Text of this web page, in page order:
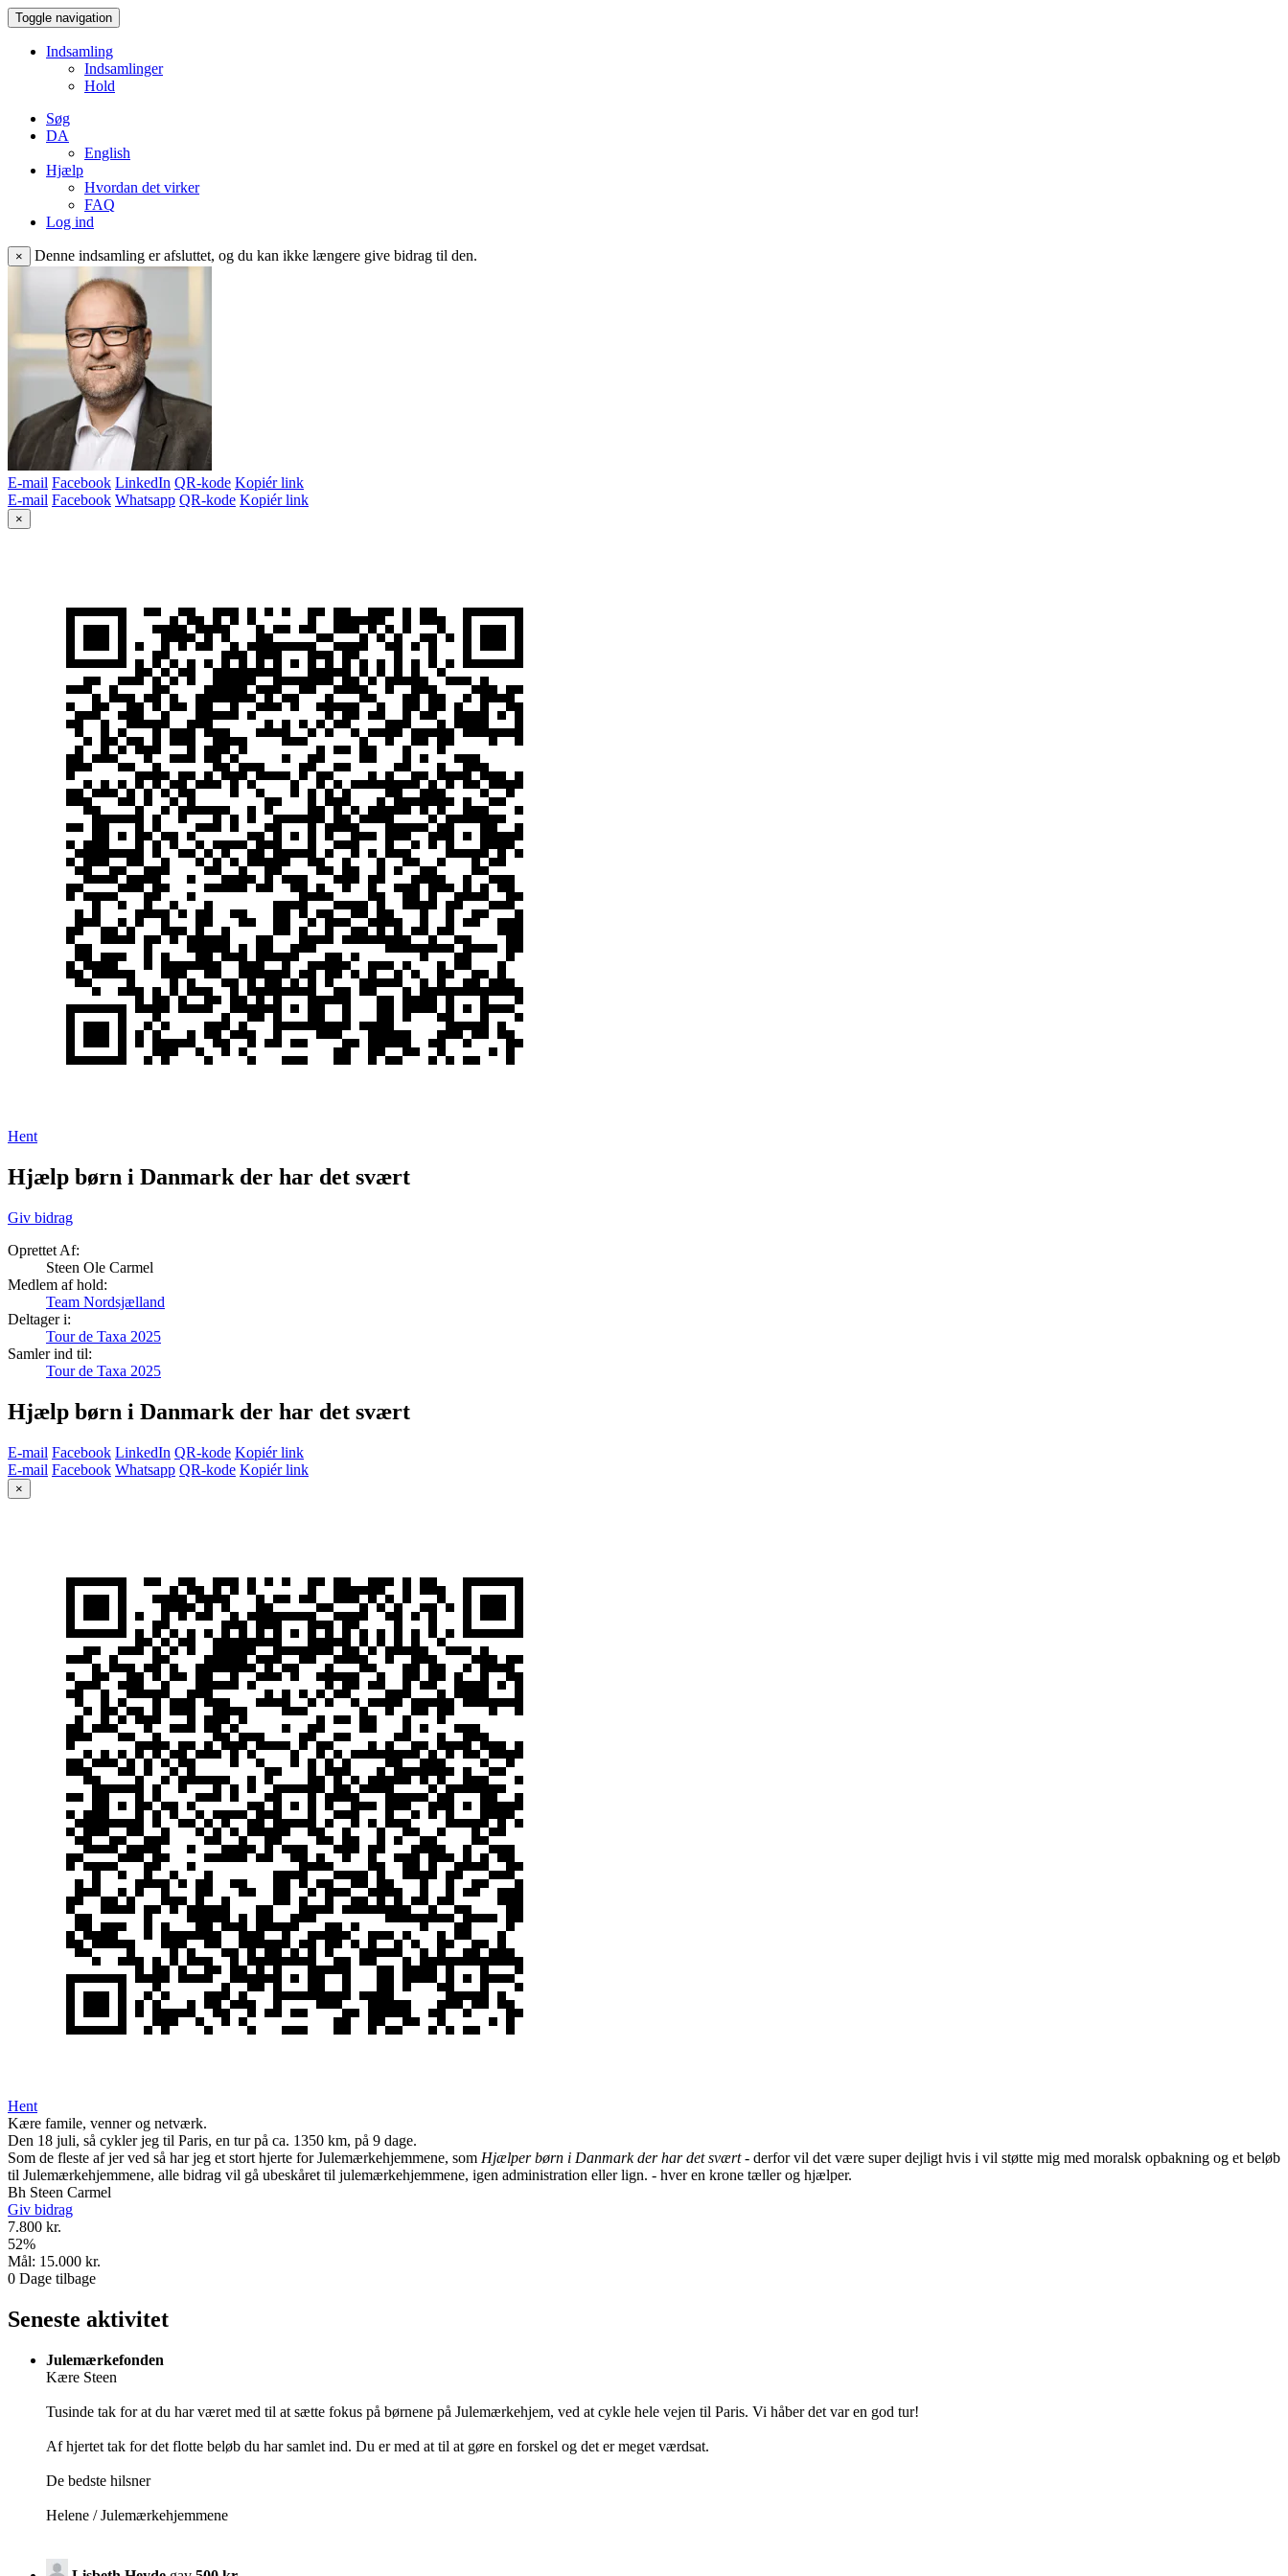
Toggle navigation
Indsamling
Indsamlinger
Hold
Søg
DA
English
Hjælp
Hvordan det virker
FAQ
Log ind
× Denne indsamling er afsluttet, og du kan ikke længere give bidrag til den.
E-mail Facebook LinkedIn QR-kode Kopiér link
E-mail Facebook Whatsapp QR-kode Kopiér link
×
Hent
Hjælp børn i Danmark der har det svært
Giv bidrag
Oprettet Af:
Steen Ole Carmel
Medlem af hold:
Team Nordsjælland
Deltager i:
Tour de Taxa 2025
Samler ind til:
Tour de Taxa 2025
Hjælp børn i Danmark der har det svært
E-mail Facebook LinkedIn QR-kode Kopiér link
E-mail Facebook Whatsapp QR-kode Kopiér link
×
Hent
Kære famile, venner og netværk.
Den 18 juli, så cykler jeg til Paris, en tur på ca. 1350 km, på 9 dage.
Som de fleste af jer ved så har jeg et stort hjerte for Julemærkehjemmene, som Hjælper børn i Danmark der har det svært- derfor vil det være super dejligt hvis i vil støtte mig med moralsk opbakning og et beløb
til Julemærkehjemmene, alle bidrag vil gå ubeskåret til julemærkehjemmene, igen administration eller lign. - hver en krone tæller og hjælper.
Bh Steen Carmel
Giv bidrag
7.800 kr.
52%
Mål: 15.000 kr.
0 Dage tilbage
Seneste aktivitet
Julemærkefonden
Kære Steen
Tusinde tak for at du har været med til at sætte fokus på børnene på Julemærkehjem, ved at cykle hele vejen til Paris. Vi håber det var en god tur!
Af hjertet tak for det flotte beløb du har samlet ind. Du er med at til at gøre en forskel og det er meget værdsat.
De bedste hilsner
Helene / Julemærkehjemmene